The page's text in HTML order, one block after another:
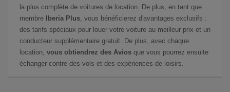
la plus complète de voitures de location. De plus, en tant que
membre
Iberia Plus , vous bénéficierez d'avantages exclusifs :
des tarifs spéciaux pour louer votre voiture au meilleur prix et un
conducteur supplémentaire gratuit. De plus, avec chaque
location, vous obtiendrez des Avios que vous pourrez ensuite
échanger contre des vols et des expériences de loisirs.